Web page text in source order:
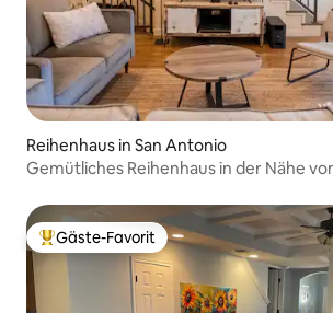
Reihenhaus in San Antonio
Gemütliches Reihenhaus in der Nähe
Beliebter Gäste-Favorit.
Gäste-Favorit